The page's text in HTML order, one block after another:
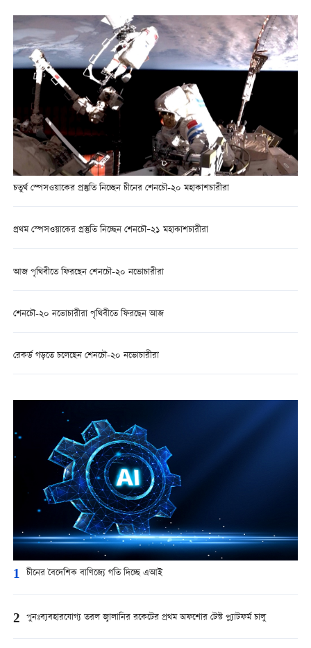
চতুর্থ স্পেসওয়াকের প্রস্তুতি নিচ্ছেন চীনের শেনচৌ-২০ মহাকাশচারীরা
প্রথম স্পেসওয়াকের প্রস্তুতি নিচ্ছেন শেনচৌ–২১ মহাকাশচারীরা
আজ পৃথিবীতে ফিরছেন শেনচৌ-২০ নভোচারীরা
শেনচৌ-২০ নভোচারীরা পৃথিবীতে ফিরছেন আজ
রেকর্ড গড়তে চলেছেন শেনচৌ-২০ নভোচারীরা
1 চীনের বৈদেশিক বাণিজ্যে গতি দিচ্ছে এআই
2 পুনঃব্যবহারযোগ্য তরল জ্বালানির রকেটের প্রথম অফশোর টেস্ট প্ল্যাটফর্ম চালু